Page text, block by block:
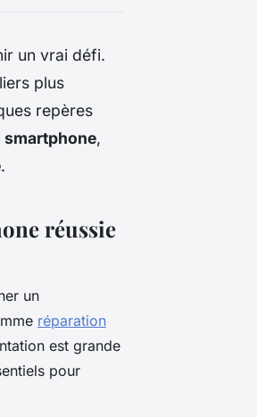
un vrai défi.
plus
repères
smartphone,
.
réussie
un
réparation
est grande
pour